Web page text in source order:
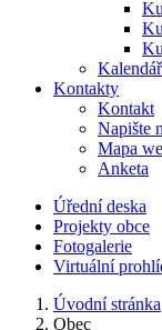
Kontakty
Kontakt
Napište
Mapa
Anketa
Úřední deska
Projekty obce
Fotogalerie
Virtuální
Úvodní stránka
Obec